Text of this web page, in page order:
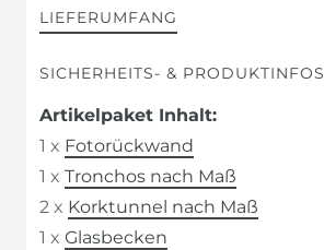
LIEFERUMFANG
SICHERHEITS- & PRODUKTINFOS
Artikelpaket Inhalt:
1 x Fotorückwand
1 x Tronchos nach Maß
2 x Korktunnel nach Maß
1 x Glasbecken